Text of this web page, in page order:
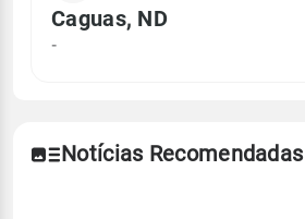
Caguas, ND
-
Notícias Recomendadas